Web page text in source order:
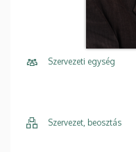
Szervezeti egység
Szervezet, beosztás